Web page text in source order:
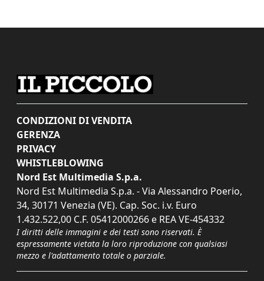
CONDIZIONI DI VENDITA
GERENZA
PRIVACY
WHISTLEBLOWING
Nord Est Multimedia S.p.a.
Nord Est Multimedia S.p.a. - Via Alessandro Poerio,
34, 30171 Venezia (VE). Cap. Soc. i.v. Euro
1.432.522,00 C.F. 05412000266 e REA VE-454332
I diritti delle immagini e dei testi sono riservati. È
espressamente vietata la loro riproduzione con qualsiasi
mezzo e l'adattamento totale o parziale.